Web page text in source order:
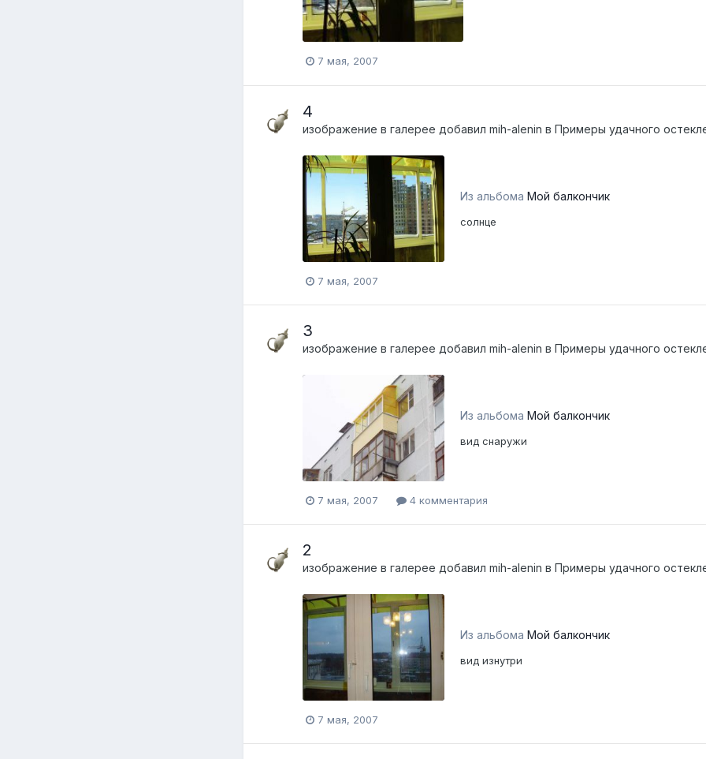
7 мая, 2007
4
изображение в галерее добавил mih-alenin в Примеры удачного
Из альбома Мой балкончик
солнце
7 мая, 2007
3
изображение в галерее добавил mih-alenin в Примеры удачного
Из альбома Мой балкончик
вид снаружи
7 мая, 2007 4 комментария
2
изображение в галерее добавил mih-alenin в Примеры удачного
Из альбома Мой балкончик
вид изнутри
7 мая, 2007